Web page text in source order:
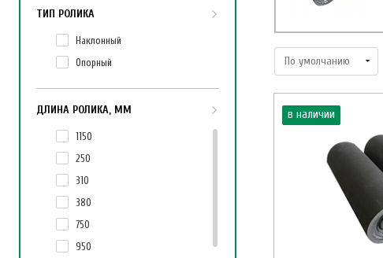
в наличии
ТИП РОЛИКА
Наклонный
Опорный
ДЛИНА РОЛИКА, ММ
1150
250
310
380
750
950